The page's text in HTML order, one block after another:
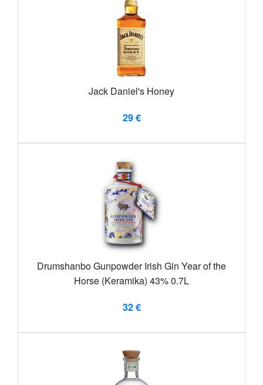
Jack Daniel's Honey
29 €
Drumshanbo Gunpowder Irish Gin Year of the
Horse (Keramika) 43% 0.7L
32 €